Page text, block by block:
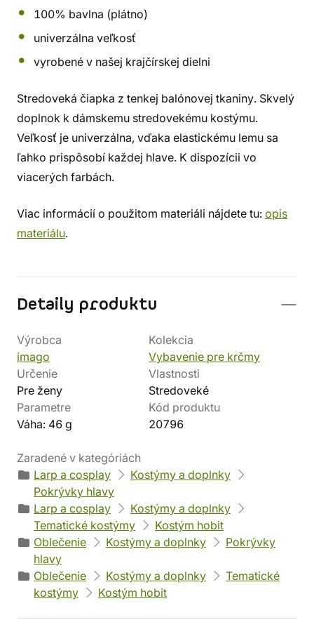
100% bavlna (plátno)
univerzálna veľkosť
vyrobené v našej krajčírskej dielni
Stredoveká čiapka z tenkej balónovej tkaniny. Skvelý
doplnok k dámskemu stredovekému kostýmu.
Veľkosť je univerzálna, vďaka elastickému lemu sa
ľahko prispôsobí každej hlave. K dispozícii vo
viacerých farbách.
Viac informácií o použitom materiáli nájdete tu: opis
materiálu.
Detaily produktu
Výrobca
imago
Kolekcia
Vybavenie pre krčmy
Určenie
Pre ženy
Vlastnosti
Stredoveké
Parametre
Váha: 46 g
Kód produktu
20796
Zaradené v kategóriách
Larp a cosplay
Kostýmy a doplnky
Pokrývky hlavy
Larp a cosplay
Kostýmy a doplnky
Tematické kostýmy
Kostým hobit
Oblečenie
Kostýmy a doplnky
Pokrývky
hlavy
Oblečenie
Kostýmy a doplnky
Tematické
kostýmy
Kostým hobit